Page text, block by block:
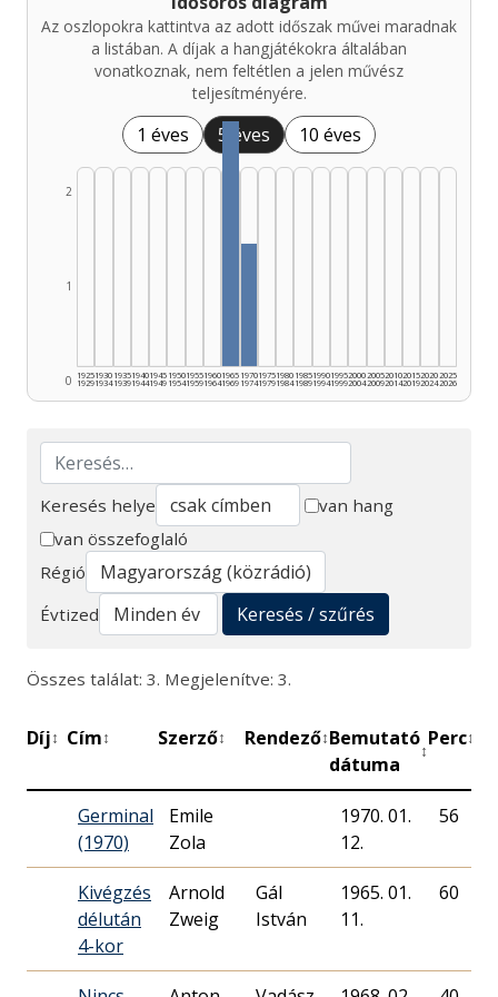
Az oszlopokra kattintva az adott időszak művei maradnak
a listában. A díjak a hangjátékokra általában
vonatkoznak, nem feltétlen a jelen művész
teljesítményére.
1 éves 5 éves 10 éves
0
1
2
1925
1929
1930
1934
1935
1939
1940
1944
1945
1949
1950
1954
1955
1959
1960
1964
1965
1969
1970
1974
1975
1979
1980
1984
1985
1989
1990
1994
1995
1999
2000
2004
2005
2009
2010
2014
2015
2019
2020
2024
2025
2026
Keresés
Keresés helye
van hang
van összefoglaló
Régió
Évtized
Keresés / szűrés
Összes találat: 3. Megjelenítve: 3.
Díj↕ Cím↕ Szerző↕ Rendező↕Bemutató
dátuma
↕
Perc↕
Germinal
(1970)
Emile
Zola
1970. 01.
12.
56
Kivégzés
délután
4-kor
Arnold
Zweig
Gál
István
1965. 01.
11.
60